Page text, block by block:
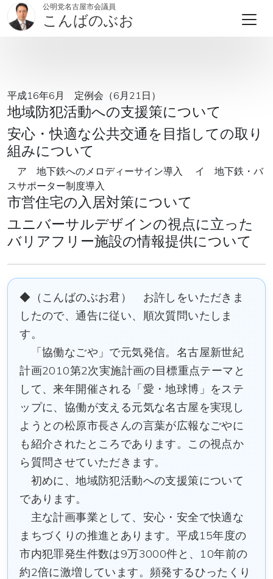
公明党名古屋市会議員
こんばのぶお
平成16年6月 定例会（6月21日）
地域防犯活動への支援策について
安心・快適な公共交通を目指しての取り
組みについて
ア 地下鉄へのメロディーサイン導入 イ 地下鉄・バ
スサポーター制度導入
市営住宅の入居対策について
ユニバーサルデザインの視点に立った
バリアフリー施設の情報提供について
◆（こんばのぶお君） お許しをいただきま
したので、通告に従い、順次質問いたしま
す。
「協働なごや」で元気発信。名古屋新世紀
計画2010第2次実施計画の目標重点テーマと
して、来年開催される「愛・地球博」をステ
ップに、協働が支える元気な名古屋を実現し
ようとの松原市長さんの言葉が広報なごやに
も紹介されたところであります。この視点か
ら質問させていただきます。
初めに、地域防犯活動への支援策について
であります。
主な計画事業として、安心・安全で快適な
まちづくりの推進とあります。平成15年度の
市内犯罪発生件数は9万3000件と、10年前の
約2倍に激増しています。頻発するひったくり